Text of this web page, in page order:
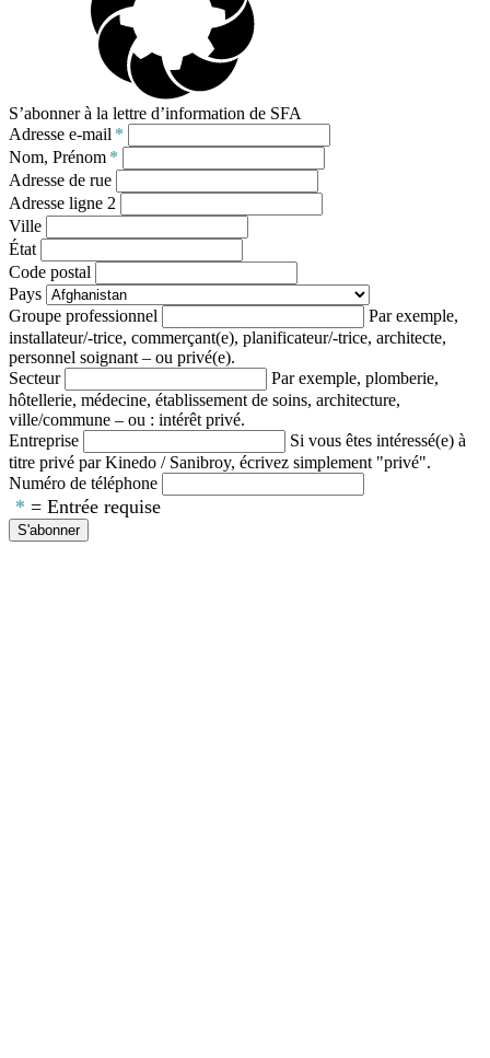
S’abonner à la lettre d’information de SFA
Adresse e-mail *
Nom, Prénom *
Adresse de rue
Adresse ligne 2
Ville
État
Code postal
Pays
Groupe professionnel
Par exemple,
installateur/-trice, commerçant(e), planificateur/-trice, architecte,
personnel soignant – ou privé(e).
Secteur
Par exemple, plomberie,
hôtellerie, médecine, établissement de soins, architecture,
ville/commune – ou : intérêt privé.
Entreprise
Si vous êtes intéressé(e) à
titre privé par Kinedo / Sanibroy, écrivez simplement "privé".
Numéro de téléphone
* = Entrée requise